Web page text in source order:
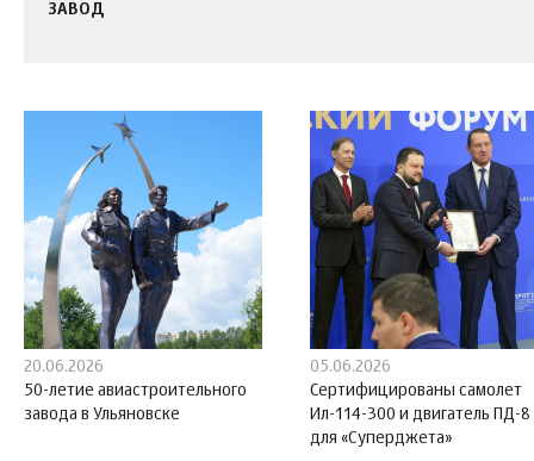
ЗАВОД
20.06.2026
50-летие авиастроительного
завода в Ульяновске
05.06.2026
Сертифицированы самолет
Ил-114-300 и двигатель ПД-8
для «Суперджета»